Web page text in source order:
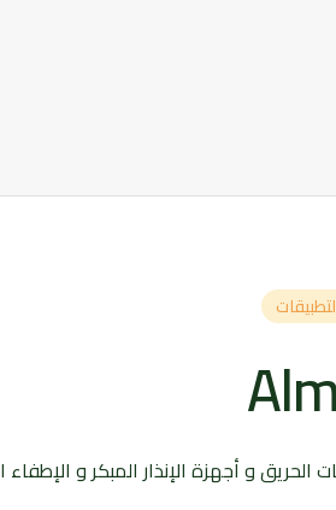
و أجهزة الإنذار المبكر و الإطفاء